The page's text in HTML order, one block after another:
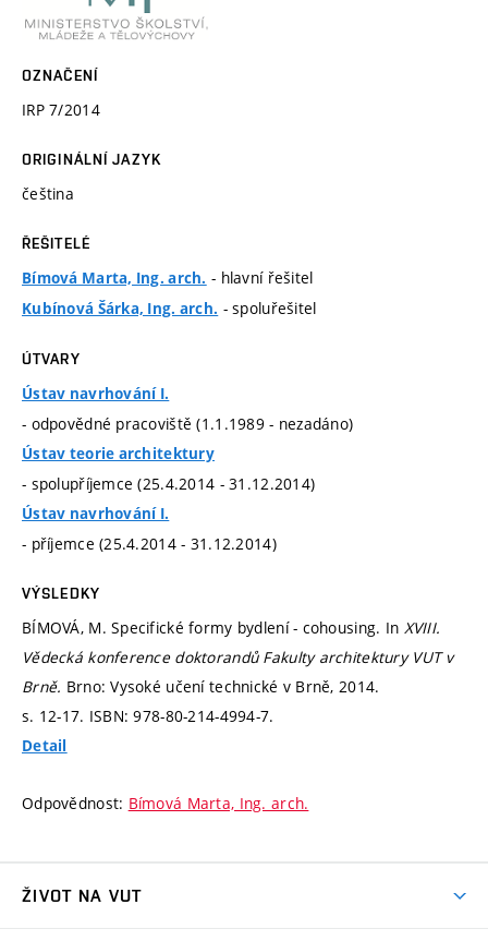
OZNAČENÍ
IRP 7/2014
ORIGINÁLNÍ JAZYK
čeština
ŘEŠITELÉ
Bímová Marta, Ing. arch. - hlavní řešitel
Kubínová Šárka, Ing. arch. - spoluřešitel
ÚTVARY
Ústav navrhování I.
- odpovědné pracoviště (1.1.1989 - nezadáno)
Ústav teorie architektury
- spolupříjemce (25.4.2014 - 31.12.2014)
Ústav navrhování I.
- příjemce (25.4.2014 - 31.12.2014)
VÝSLEDKY
BÍMOVÁ, M. Specifické formy bydlení - cohousing. In XVIII.
Vědecká konference doktorandů Fakulty architektury VUT v
Brně. Brno: Vysoké učení technické v Brně, 2014.
s. 12-17. ISBN: 978-80-214-4994-7.
Detail
Odpovědnost: Bímová Marta, Ing. arch.
ŽIVOT NA VUT